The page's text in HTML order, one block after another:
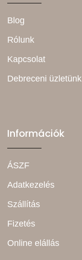
Blog
Rólunk
Kapcsolat
Debreceni üzletünk
Információk
ÁSZF
Adatkezelés
Szállítás
Fizetés
Online elállás